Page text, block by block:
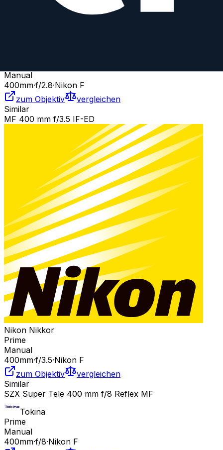
Manual
400mm·f/2.8·Nikon F
zum Objektiv
vergleichen
Similar
MF 400 mm f/3.5 IF-ED
Nikon Nikkor
Prime
Manual
400mm·f/3.5·Nikon F
zum Objektiv
vergleichen
Similar
SZX Super Tele 400 mm f/8 Reflex MF
Tokina
Prime
Manual
400mm·f/8·Nikon F